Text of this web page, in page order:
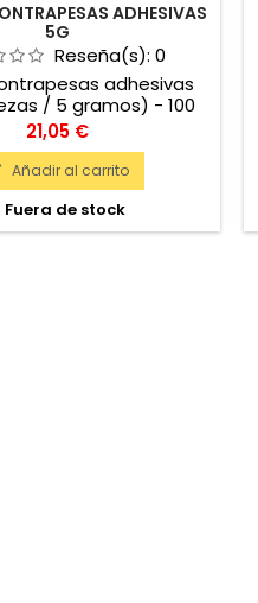
ADHESIVAS
5G
Reseña(s): 0
adhesivas
/ 5 gramos) - 100
unidades / caja
Precio
21,05 €
Añadir al carrito
Fuera de stock